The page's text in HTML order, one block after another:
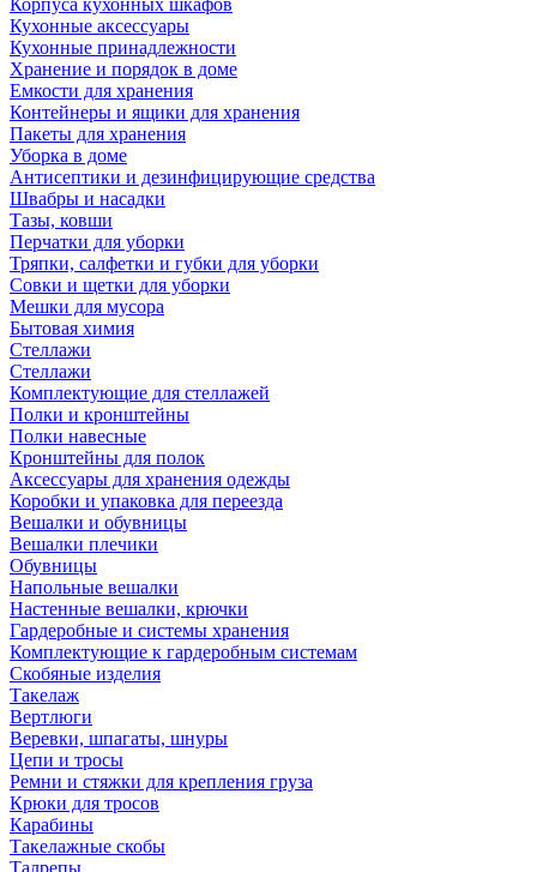
Корпуса кухонных шкафов
Кухонные аксессуары
Кухонные принадлежности
Хранение и порядок в доме
Емкости для хранения
Контейнеры и ящики для хранения
Пакеты для хранения
Уборка в доме
Антисептики и дезинфицирующие средства
Швабры и насадки
Тазы, ковши
Перчатки для уборки
Тряпки, салфетки и губки для уборки
Совки и щетки для уборки
Мешки для мусора
Бытовая химия
Стеллажи
Стеллажи
Комплектующие для стеллажей
Полки и кронштейны
Полки навесные
Кронштейны для полок
Аксессуары для хранения одежды
Коробки и упаковка для переезда
Вешалки и обувницы
Вешалки плечики
Обувницы
Напольные вешалки
Настенные вешалки, крючки
Гардеробные и системы хранения
Комплектующие к гардеробным системам
Скобяные изделия
Такелаж
Вертлюги
Веревки, шпагаты, шнуры
Цепи и тросы
Ремни и стяжки для крепления груза
Крюки для тросов
Карабины
Такелажные скобы
Талрепы